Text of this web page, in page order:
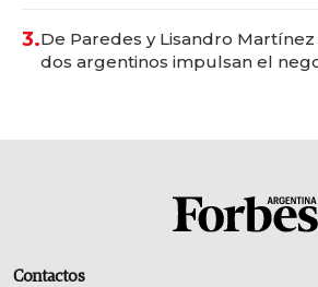
3.De Paredes y Lisandro
dos argentinos impulsan el
Contactos